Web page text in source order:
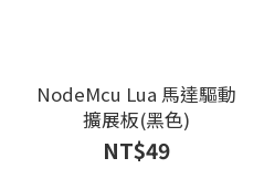
NodeMcu Lua 馬達驅動
擴展板(黑色)
NT$49